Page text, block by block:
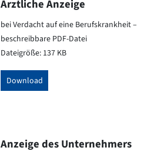
Ärztliche Anzeige
bei Verdacht auf eine Berufskrankheit –
beschreibbare PDF-Datei
Dateigröße: 137 KB
Download
Anzeige des Unternehmers